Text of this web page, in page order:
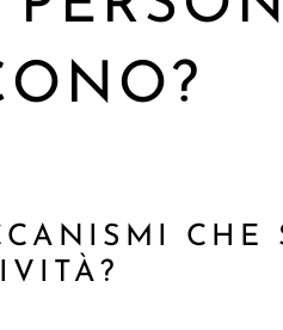
CHE